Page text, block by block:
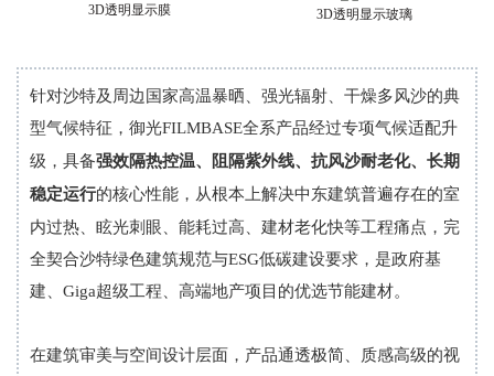
3D透明显示膜 3D透明显示玻璃
针对沙特及周边国家高温暴晒、强光辐射、干燥多风沙的典
型气候特征，御光FILMBASE全系产品经过专项气候适配升
级， 具备强效隔热控温、 阻隔紫外线、 抗风沙耐老化、 长期
稳定运行的核心性能，从根本上解决中东建筑普遍存在的室
内过热、眩光刺眼、能耗过高、建材老化快等工程痛点 ，完
全契合沙特绿色建筑规范与ESG低碳建设要求，是政府基
建、Giga超级工程、高端地产项目的优选节能建材。
在建筑审美与空间设计层面，产品通透极简、质感高级的视